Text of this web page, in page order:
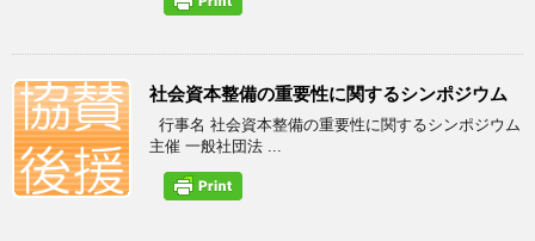
社会資本整備の重要性に関するシンポジウム
行事名 社会資本整備の重要性に関するシンポジウム
主催 一般社団法 ...